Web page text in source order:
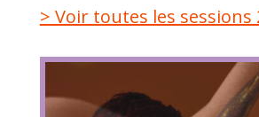
> Voir toutes les sessions